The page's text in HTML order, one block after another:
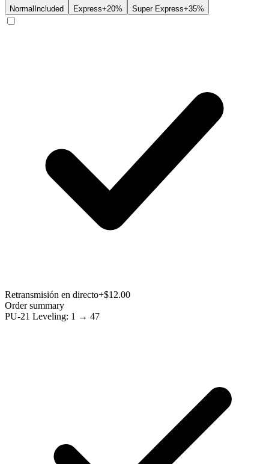
Normal Included Express+20% Super Express+35%
Retransmisión en directo+$12.00
Order summary
PU-21 Leveling: 1 → 47